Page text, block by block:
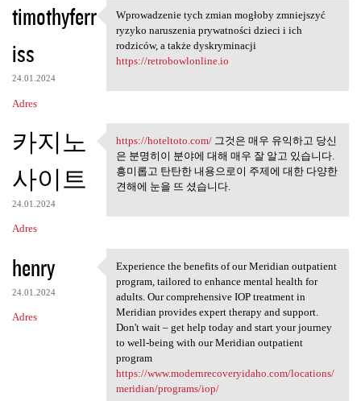
timothyferr
iss
24.01.2024
Adres
Wprowadzenie tych zmian
Wprowadzenie tych zmian mogłoby zmniejszyć
ryzyko naruszenia prywatności dzieci i ich
rodziców, a także dyskryminacji
https://retrobowlonline.io
카지노
사이트
24.01.2024
Adres
https://hoteltoto.com/ 그것은 매우
https://hoteltoto.com/그것은 매우 유익하고 당신
은 분명히이 분야에 대해 매우 잘 알고 있습니다.
흥미롭고 탄탄한 내용으로이 주제에 대한 다양한
견해에 눈을 뜨 셨습니다.
henry
24.01.2024
Adres
Experience the benefits of
Experience the benefits of our Meridian outpatient
program, tailored to enhance mental health for
adults. Our comprehensive IOP treatment in
Meridian provides expert therapy and support.
Don't wait – get help today and start your journey
to well-being with our Meridian outpatient
program
https://www.modernrecoveryidaho.com/locations/
meridian/programs/iop/